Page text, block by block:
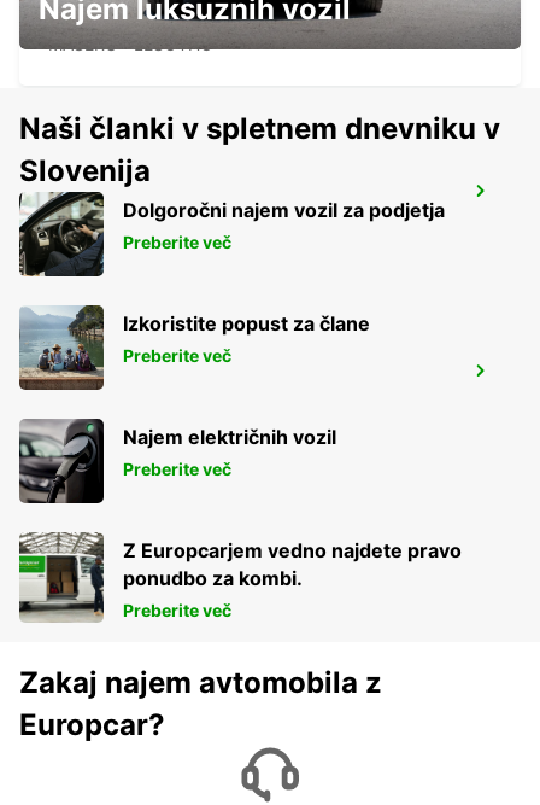
MASERU MOSHOESHOE AIRPORT
MASERU - LESOTHO
PIETERMARITZBURG AIRPORT
PIETERMARITZBURG - SOUTH AFRICA
PINE TOWN
Najem luksuznih vozil
Naši članki v spletnem dnevniku v
Slovenija
Dolgoročni najem vozil za podjetja
Preberite več
Izkoristite popust za člane
Preberite več
Najem električnih vozil
Preberite več
Z Europcarjem vedno najdete pravo
ponudbo za kombi.
Preberite več
Zakaj najem avtomobila z
Europcar?